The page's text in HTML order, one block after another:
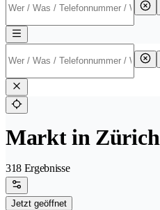
Markt in Zürich
318 Ergebnisse
Jetzt geöffnet